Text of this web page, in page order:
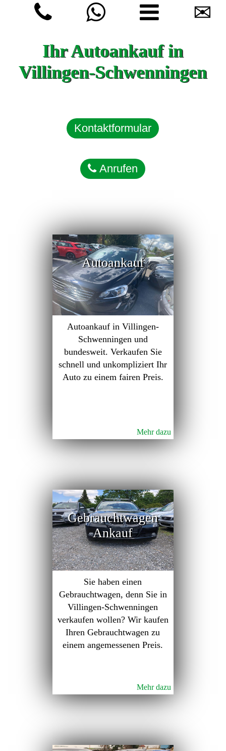
✉
Ihr Autoankauf in
Villingen-Schwenningen
Kontaktformular
Anrufen
Autoankauf
Autoankauf in Villingen-
Schwenningen und
bundesweit. Verkaufen Sie
schnell und unkompliziert Ihr
Auto zu einem fairen Preis.
Mehr dazu
Gebrauchtwagen
Ankauf
Sie haben einen
Gebrauchtwagen, denn Sie in
Villingen-Schwenningen
verkaufen wollen? Wir kaufen
Ihren Gebrauchtwagen zu
einem angemessenen Preis.
Mehr dazu